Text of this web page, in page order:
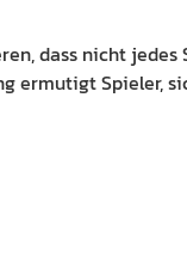
dass nicht jedes
ermutigt Spieler,